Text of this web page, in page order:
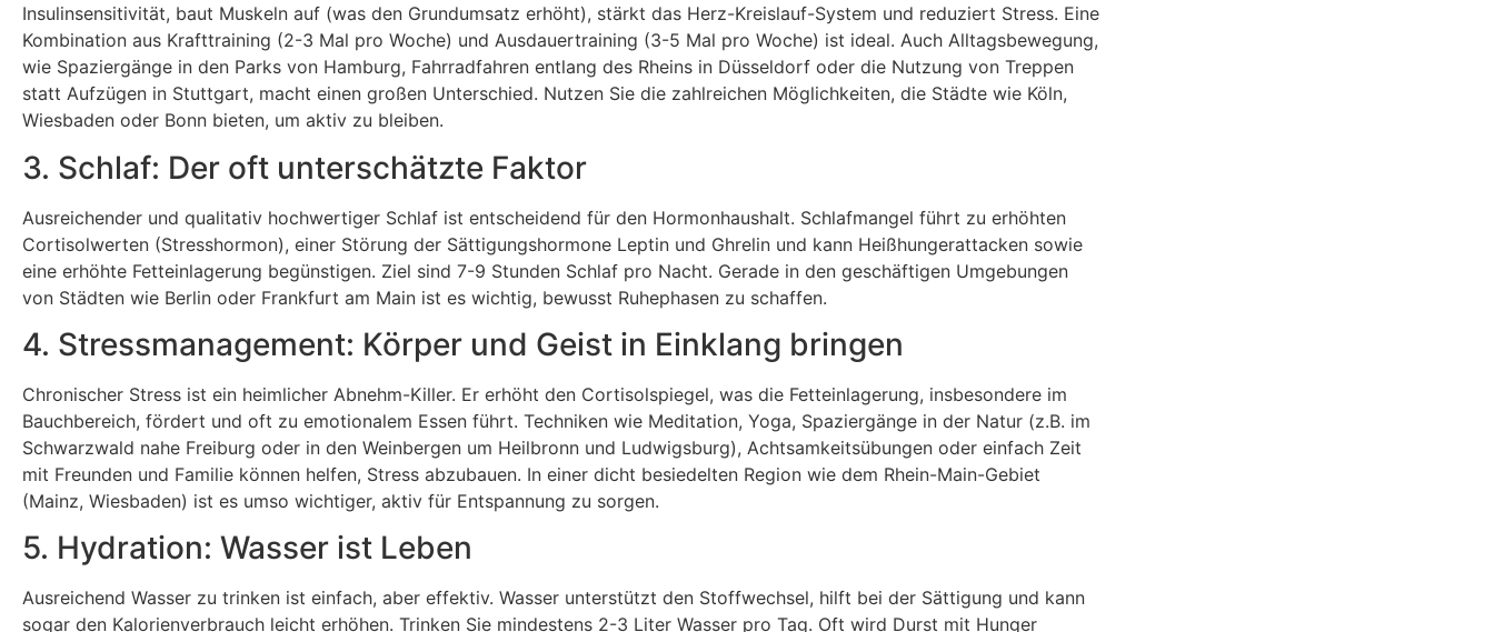
Insulinsensitivität, baut Muskeln auf (was den Grundumsatz erhöht), stärkt das Herz-Kreislauf-System und reduziert Stress. Eine
Kombination aus Krafttraining (2-3 Mal pro Woche) und Ausdauertraining (3-5 Mal pro Woche) ist ideal. Auch Alltagsbewegung,
wie Spaziergänge in den Parks von Hamburg, Fahrradfahren entlang des Rheins in Düsseldorf oder die Nutzung von Treppen
statt Aufzügen in Stuttgart, macht einen großen Unterschied. Nutzen Sie die zahlreichen Möglichkeiten, die Städte wie Köln,
Wiesbaden oder Bonn bieten, um aktiv zu bleiben.
3. Schlaf: Der oft unterschätzte Faktor
Ausreichender und qualitativ hochwertiger Schlaf ist entscheidend für den Hormonhaushalt. Schlafmangel führt zu erhöhten
Cortisolwerten (Stresshormon), einer Störung der Sättigungshormone Leptin und Ghrelin und kann Heißhungerattacken sowie
eine erhöhte Fetteinlagerung begünstigen. Ziel sind 7-9 Stunden Schlaf pro Nacht. Gerade in den geschäftigen Umgebungen
von Städten wie Berlin oder Frankfurt am Main ist es wichtig, bewusst Ruhephasen zu schaffen.
4. Stressmanagement: Körper und Geist in Einklang bringen
Chronischer Stress ist ein heimlicher Abnehm-Killer. Er erhöht den Cortisolspiegel, was die Fetteinlagerung, insbesondere im
Bauchbereich, fördert und oft zu emotionalem Essen führt. Techniken wie Meditation, Yoga, Spaziergänge in der Natur (z.B. im
Schwarzwald nahe Freiburg oder in den Weinbergen um Heilbronn und Ludwigsburg), Achtsamkeitsübungen oder einfach Zeit
mit Freunden und Familie können helfen, Stress abzubauen. In einer dicht besiedelten Region wie dem Rhein-Main-Gebiet
(Mainz, Wiesbaden) ist es umso wichtiger, aktiv für Entspannung zu sorgen.
5. Hydration: Wasser ist Leben
Ausreichend Wasser zu trinken ist einfach, aber effektiv. Wasser unterstützt den Stoffwechsel, hilft bei der Sättigung und kann
sogar den Kalorienverbrauch leicht erhöhen. Trinken Sie mindestens 2-3 Liter Wasser pro Tag. Oft wird Durst mit Hunger